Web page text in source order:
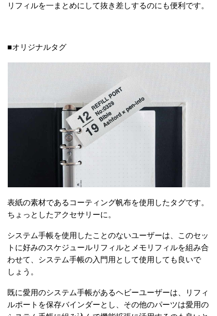
リフィルを一まとめにして抜き差しするのにも便利です。
■オリジナルタグ
表紙の素材であるコーティング帆布を使用したタグです。
ちょっとしたアクセサリーに。
システム手帳を使用したことのないユーザーは、このセッ
トに好みのスケジュールリフィルとメモリフィルを組み合
わせて、システム手帳の入門用として使用しても良いで
しょう。
既に愛用のシステム手帳があるヘビーユーザーは、リフィ
ルポートを保存バインダーとし、その他のパーツは愛用の